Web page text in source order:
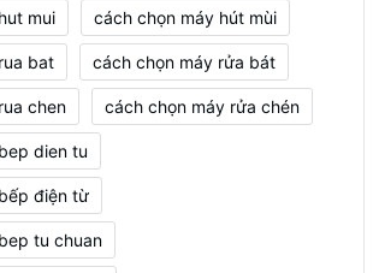
mui cách chọn máy hút mùi
bat cách chọn máy rửa bát
chen cách chọn máy rửa chén
dien tu
điện từ
tu chuan